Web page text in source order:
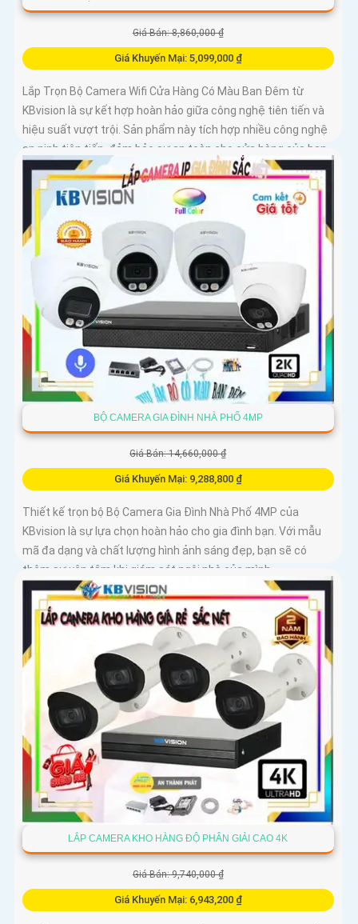
Giá Bán: 8,860,000 ₫
Giá Khuyến Mại: 5,099,000 ₫
Lắp Trọn Bộ Camera Wifi Cửa Hàng Có Màu Ban Đêm từ
KBvision là sự kết hợp hoàn hảo giữa công nghệ tiên tiến và
hiệu suất vượt trội. Sản phẩm này tích hợp nhiều công nghệ
an ninh tiên tiến, đảm bảo sự an toàn cho cửa hàng của bạn
BỘ CAMERA GIA ĐÌNH NHÀ PHỐ 4MP
Giá Bán: 14,660,000 ₫
Giá Khuyến Mại: 9,288,800 ₫
Thiết kế trọn bộ Bộ Camera Gia Đình Nhà Phố 4MP của
KBvision là sự lựa chọn hoàn hảo cho gia đình bạn. Với mẫu
mã đa dạng và chất lượng hình ảnh sáng đẹp, bạn sẽ có
thêm sự yên tâm khi giám sát ngôi nhà của mình
LẮP CAMERA KHO HÀNG ĐỘ PHÂN GIẢI CAO 4K
Giá Bán: 9,740,000 ₫
Giá Khuyến Mại: 6,943,200 ₫